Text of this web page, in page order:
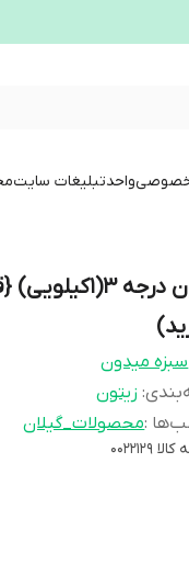
خصوصیواحدتبلیغات سایت
زیتون درجه
سبزه میدون
: زیتون
:محصولات_گیلان
کالا 0022129